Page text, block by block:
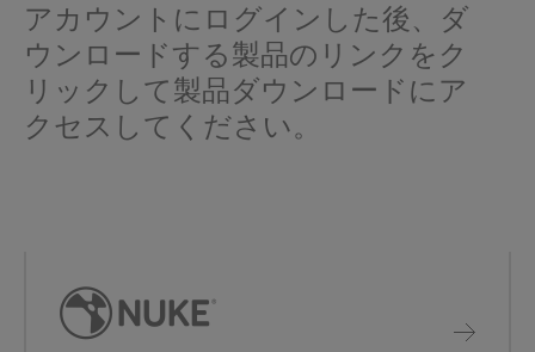
アカウントにログインした後、ダ
ウンロードする製品のリンクをク
リックして製品ダウンロードにア
クセスしてください。